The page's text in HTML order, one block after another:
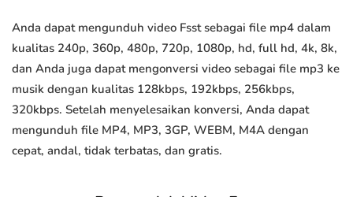
Anda dapat mengunduh video Fsst sebagai file mp4 dalam
kualitas 240p, 360p, 480p, 720p, 1080p, hd, full hd, 4k, 8k,
dan Anda juga dapat mengonversi video sebagai file mp3 ke
musik dengan kualitas 128kbps, 192kbps, 256kbps,
320kbps. Setelah menyelesaikan konversi, Anda dapat
mengunduh file MP4, MP3, 3GP, WEBM, M4A dengan
cepat, andal, tidak terbatas, dan gratis.